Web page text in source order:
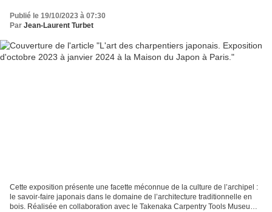
Publié le 19/10/2023 à 07:30
Par Jean-Laurent Turbet
Cette exposition présente une facette méconnue de la culture de l’archipel :
le savoir-faire japonais dans le domaine de l’architecture traditionnelle en
bois. Réalisée en collaboration avec le Takenaka Carpentry Tools Museum,